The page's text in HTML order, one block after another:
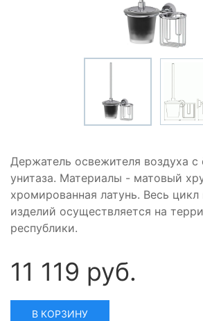
Держатель освежителя воздуха
унитаза. Материалы - матовый
хромированная латунь. Весь цикл
изделий осуществляется на
республики.
11 119 руб.
В КОРЗИНУ